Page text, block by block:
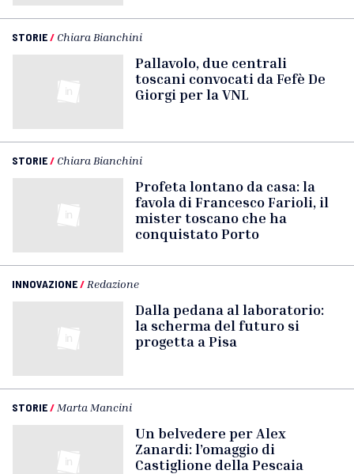
STORIE/ Chiara Bianchini
Pallavolo, due centrali
toscani convocati da Fefè De
Giorgi per la VNL
STORIE/ Chiara Bianchini
Profeta lontano da casa: la
favola di Francesco Farioli, il
mister toscano che ha
conquistato Porto
INNOVAZIONE/ Redazione
Dalla pedana al laboratorio:
la scherma del futuro si
progetta a Pisa
STORIE/ Marta Mancini
Un belvedere per Alex
Zanardi: l’omaggio di
Castiglione della Pescaia